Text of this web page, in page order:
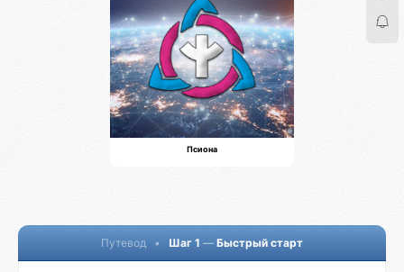
Псиона
Путевод • Шаг 1 — Быстрый старт